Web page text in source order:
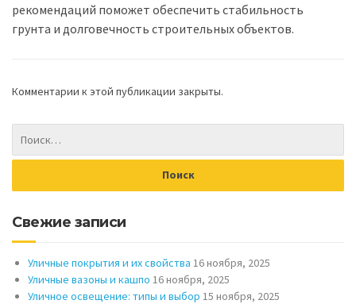
рекомендаций поможет обеспечить стабильность
грунта и долговечность строительных объектов.
Комментарии к этой публикации закрыты.
Свежие записи
Уличные покрытия и их свойства 16 ноября, 2025
Уличные вазоны и кашпо 16 ноября, 2025
Уличное освещение: типы и выбор 15 ноября, 2025